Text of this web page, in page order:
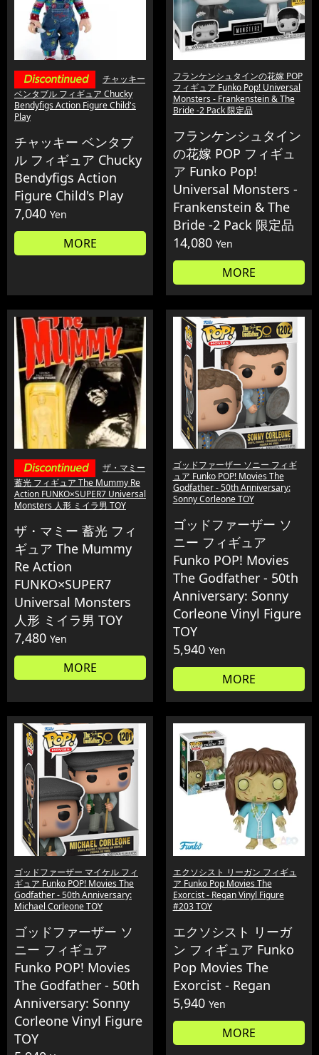
チャッキー
ベンタブル フィギュア Chucky
Bendyfigs Action Figure Child's
Play
チャッキー ベンタブ
ル フィギュア Chucky
Bendyfigs Action
Figure Child's Play
7,040 Yen
MORE
フランケンシュタインの花嫁 POP
フィギュア Funko Pop! Universal
Monsters - Frankenstein & The
Bride -2 Pack 限定品
フランケンシュタイン
の花嫁 POP フィギュ
ア Funko Pop!
Universal Monsters -
Frankenstein & The
Bride -2 Pack 限定品
14,080 Yen
MORE
ザ・マミー
蓄光 フィギュア The Mummy Re
Action FUNKO×SUPER7 Universal
Monsters 人形 ミイラ男 TOY
ザ・マミー 蓄光 フィ
ギュア The Mummy
Re Action
FUNKO×SUPER7
Universal Monsters
人形 ミイラ男 TOY
7,480 Yen
MORE
ゴッドファーザー ソニー フィギ
ュア Funko POP! Movies The
Godfather - 50th Anniversary:
Sonny Corleone TOY
ゴッドファーザー ソ
ニー フィギュア
Funko POP! Movies
The Godfather - 50th
Anniversary: Sonny
Corleone Vinyl Figure
TOY
5,940 Yen
MORE
ゴッドファーザー マイケル フィ
ギュア Funko POP! Movies The
Godfather - 50th Anniversary:
Michael Corleone TOY
ゴッドファーザー ソ
ニー フィギュア
Funko POP! Movies
The Godfather - 50th
Anniversary: Sonny
Corleone Vinyl Figure
TOY
エクソシスト リーガン フィギュ
ア Funko Pop Movies The
Exorcist - Regan Vinyl Figure
#203 TOY
エクソシスト リーガ
ン フィギュア Funko
Pop Movies The
Exorcist - Regan
5,940 Yen
MORE